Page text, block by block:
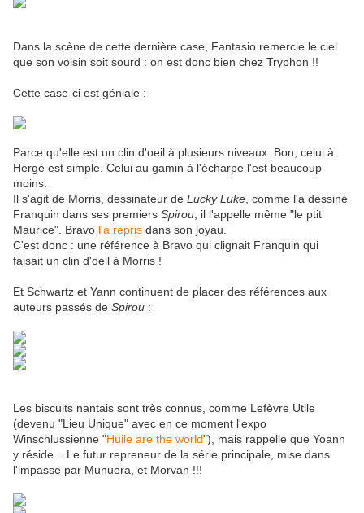
Dans la scène de cette dernière case, Fantasio remercie le ciel
que son voisin soit sourd : on est donc bien chez Tryphon !!
Cette case-ci est géniale :
Parce qu'elle est un clin d'oeil à plusieurs niveaux. Bon, celui à
Hergé est simple. Celui au gamin à l'écharpe l'est beaucoup
moins.
Il s'agit de Morris, dessinateur de Lucky Luke , comme l'a dessiné
Franquin dans ses premiers Spirou , il l'appelle même "le ptit
Maurice". Bravo l'a repris dans son joyau.
C'est donc : une référence à Bravo qui clignait Franquin qui
faisait un clin d'oeil à Morris !
Et Schwartz et Yann continuent de placer des références aux
auteurs passés de Spirou :
Les biscuits nantais sont très connus, comme Lefèvre Utile
(devenu "Lieu Unique" avec en ce moment l'expo
Winschlussienne "Huile are the world"), mais rappelle que Yoann
y réside... Le futur repreneur de la série principale, mise dans
l'impasse par Munuera, et Morvan !!!